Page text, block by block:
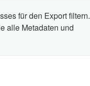
für den Export filtern.
alle Metadaten und